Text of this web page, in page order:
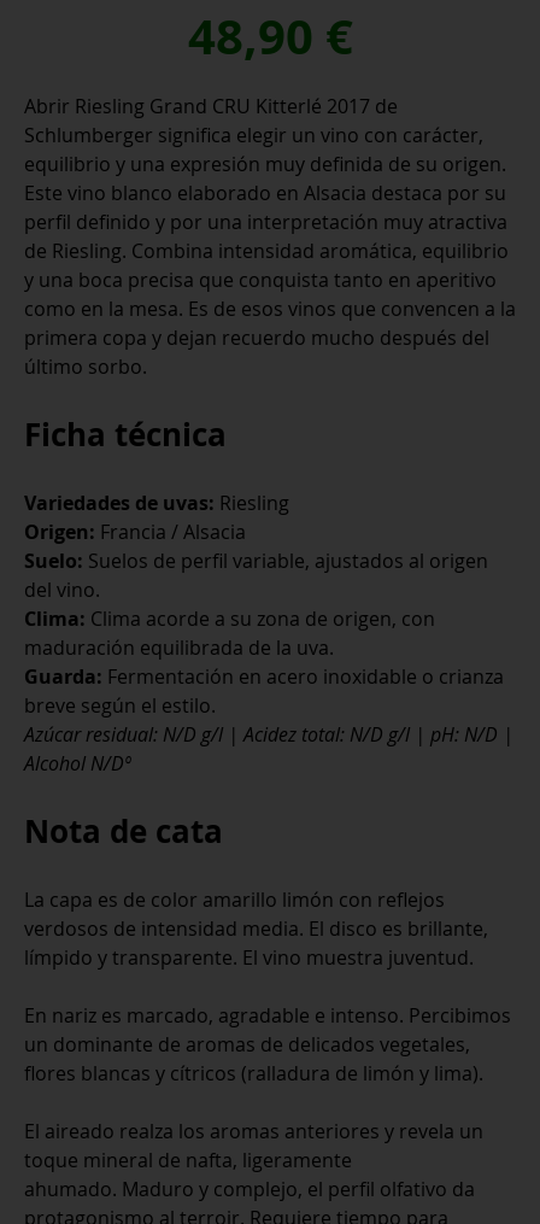
48,90 €
Abrir Riesling Grand CRU Kitterlé 2017 de
Schlumberger significa elegir un vino con carácter,
equilibrio y una expresión muy definida de su origen.
Este vino blanco elaborado en Alsacia destaca por su
perfil definido y por una interpretación muy atractiva
de Riesling. Combina intensidad aromática, equilibrio
y una boca precisa que conquista tanto en aperitivo
como en la mesa. Es de esos vinos que convencen a la
primera copa y dejan recuerdo mucho después del
último sorbo.
Ficha técnica
Variedades de uvas: Riesling
Origen: Francia / Alsacia
Suelo: Suelos de perfil variable, ajustados al origen
del vino.
Clima: Clima acorde a su zona de origen, con
maduración equilibrada de la uva.
Guarda: Fermentación en acero inoxidable o crianza
breve según el estilo.
Azúcar residual: N/D g/l | Acidez total: N/D g/l | pH: N/D |
Alcohol N/Dº
Nota de cata
La capa es de color amarillo limón con reflejos
verdosos de intensidad media. El disco es brillante,
límpido y transparente. El vino muestra juventud.
En nariz es marcado, agradable e intenso. Percibimos
un dominante de aromas de delicados vegetales,
flores blancas y cítricos (ralladura de limón y lima).
El aireado realza los aromas anteriores y revela un
toque mineral de nafta, ligeramente
ahumado. Maduro y complejo, el perfil olfativo da
protagonismo al terroir. Requiere tiempo para